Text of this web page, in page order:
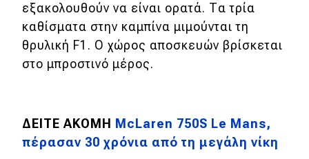
DRIVE Away
MOTO
Οδηγός αγοράς
εξακολουθούν να είναι ορατά. Τα τρία
καθίσματα στην καμπίνα μιμούνται τη
θρυλική F1. Ο χώρος αποσκευών βρίσκεται
στο μπροστινό μέρος.
ΔΕΙΤΕ ΑΚΟΜΗ
McLaren 750S Le Mans,
πέρασαν 30 χρόνια από τη μεγάλη νίκη